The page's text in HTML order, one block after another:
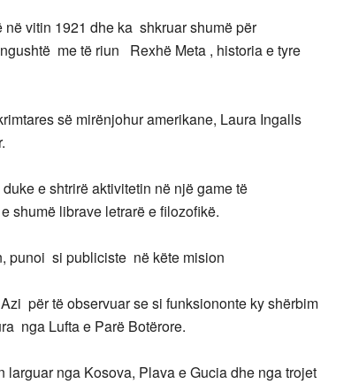
vitin 1921 dhe ka shkruar shumë për
me të riun Rexhë Meta , historia e tyre
së mirënjohur amerikane, Laura Ingalls
e shtrirë aktivitetin në një game të
shumë librave letrarë e filozofikë.
punoi si publiciste në këte mision
për të observuar se si funksiononte ky shërbim
nga Lufta e Parë Botërore.
nga Kosova, Plava e Gucia dhe nga trojet